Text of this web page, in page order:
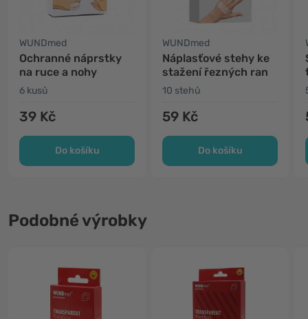
WUNDmed
Ochranné náprstky
na ruce a nohy
6 kusů
39 Kč
Do košíku
WUNDmed
Náplasťové stehy ke
stažení řezných ran
10 stehů
59 Kč
Do košíku
Podobné výrobky